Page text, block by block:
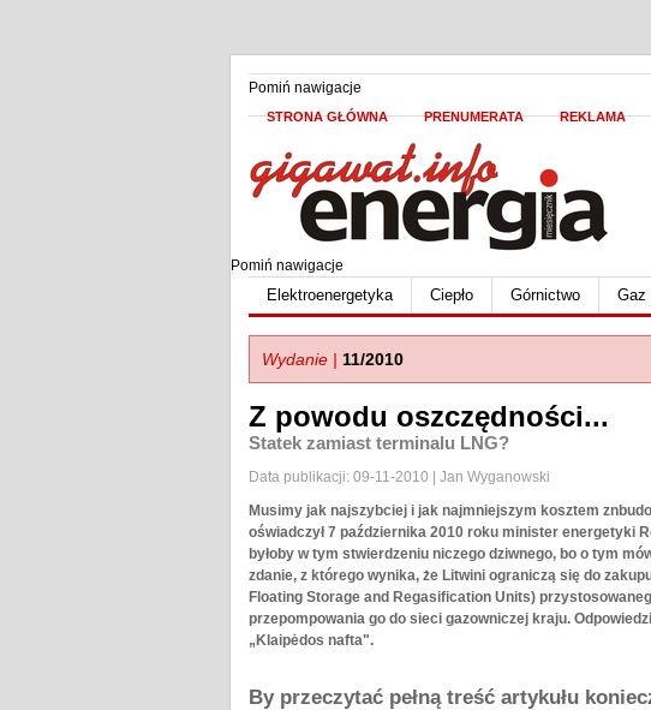
Pomiń nawigacje
STRONA GŁÓWNA PRENUMERATA REKLAMA
Pomiń nawigacje
Elektroenergetyka Ciepło Górnictwo Gaz
Wydanie | 11/2010
Z powodu oszczędności...
Statek zamiast terminalu LNG?
Data publikacji: 09-11-2010 | Jan Wyganowski
Musimy jak najszybciej i jak najmniejszym kosztem
oświadczył 7 października 2010 roku minister energetyki
byłoby w tym stwierdzeniu niczego dziwnego, bo o tym
zdanie, z którego wynika, że Litwini ograniczą się do
Floating Storage and Regasification Units)
przepompowania go do sieci gazowniczej kraju.
„Klaipėdos nafta".
By przeczytać pełną treść artykułu